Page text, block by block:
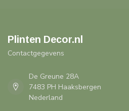
Plinten Decor.nl
Contactgegevens
De Greune 28A
7483 PH Haaksbergen
Nederland